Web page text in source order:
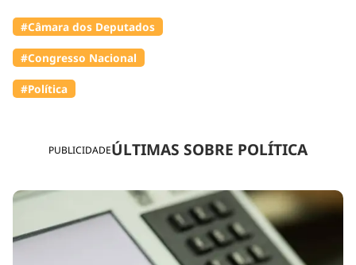
PUBLICIDADEÚLTIMAS SOBRE POLÍTICA
#Câmara dos Deputados
#Congresso Nacional
#Política